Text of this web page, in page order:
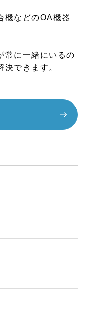
機などのOA機器
常に一緒にいるの
決できます。